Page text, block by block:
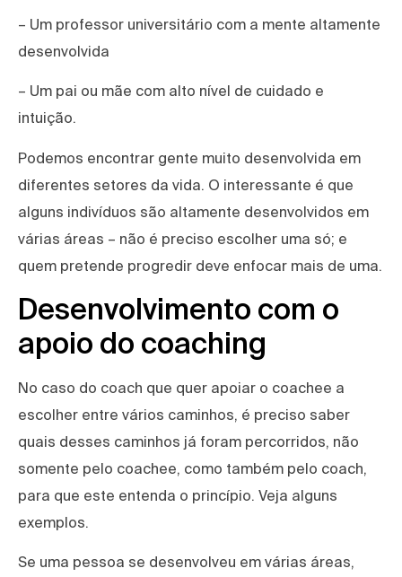
– Um professor universitário com a mente altamente
desenvolvida
– Um pai ou mãe com alto nível de cuidado e
intuição.
Podemos encontrar gente muito desenvolvida em
diferentes setores da vida. O interessante é que
alguns indivíduos são altamente desenvolvidos em
várias áreas – não é preciso escolher uma só; e
quem pretende progredir deve enfocar mais de uma.
Desenvolvimento com o
apoio do coaching
No caso do coach que quer apoiar o coachee a
escolher entre vários caminhos, é preciso saber
quais desses caminhos já foram percorridos, não
somente pelo coachee, como também pelo coach,
para que este entenda o princípio. Veja alguns
exemplos.
Se uma pessoa se desenvolveu em várias áreas,